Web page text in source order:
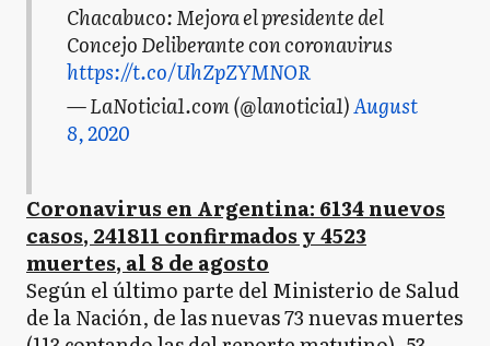
Chacabuco: Mejora el presidente del
Concejo Deliberante con coronavirus
https://t.co/UhZpZYMNOR
— LaNoticia1.com (@lanoticia1)August
8, 2020
Coronavirus en Argentina: 6134 nuevos
casos, 241811 confirmados y 4523
muertes, al 8 de agosto
Según el último parte del Ministerio de Salud
de la Nación, de las nuevas 73 nuevas muertes